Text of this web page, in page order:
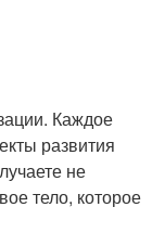
Каждое
развития
не
тело, которое